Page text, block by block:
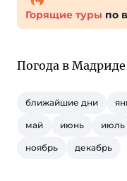
Горящие туры по
Погода в
ближайшие дни
май июнь июль
ноябрь декабрь